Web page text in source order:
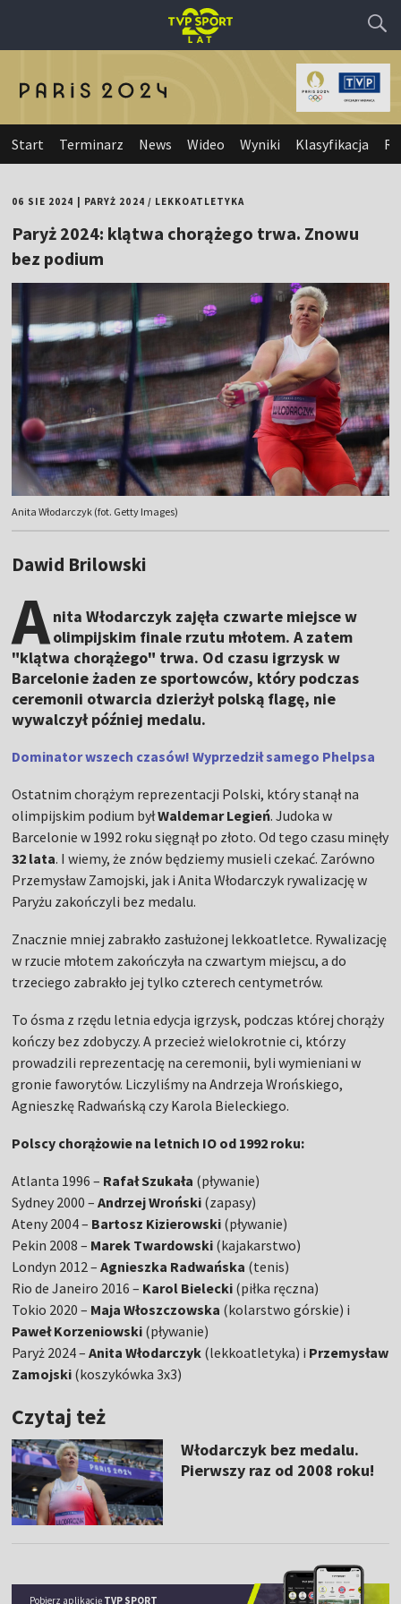
Start Terminarz News Wideo Wyniki Klasyfikacja
06 SIE 2024 PARYŻ 2024 / LEKKOATLETYKA
Paryż 2024: klątwa chorążego trwa. Znowu
bez podium
Anita Włodarczyk (fot. Getty Images)
Dawid Brilowski
Anita Włodarczyk zajęła czwarte miejsce w
olimpijskim finale rzutu młotem. A zatem
"klątwa chorążego" trwa. Od czasu igrzysk w
Barcelonie żaden ze sportowców, który podczas
ceremonii otwarcia dzierżył polską flagę, nie
wywalczył później medalu.
Dominator wszech czasów! Wyprzedził samego Phelpsa
Ostatnim chorążym reprezentacji Polski, który stanął na
olimpijskim podium byłWaldemar Legień. Judoka w
Barcelonie w 1992 roku sięgnął po złoto. Od tego czasu minęły
32 lata. I wiemy, że znów będziemy musieli czekać. Zarówno
Przemysław Zamojski, jak i Anita Włodarczyk rywalizację w
Paryżu zakończyli bez medalu.
Znacznie mniej zabrakło zasłużonej lekkoatletce. Rywalizację
w rzucie młotem zakończyła na czwartym miejscu, a do
trzeciego zabrakło jej tylko czterech centymetrów.
To ósma z rzędu letnia edycja igrzysk, podczas której chorąży
kończy bez zdobyczy. A przecież wielokrotnie ci, którzy
prowadzili reprezentację na ceremonii, byli wymieniani w
gronie faworytów. Liczyliśmy na Andrzeja Wrońskiego,
Agnieszkę Radwańską czy Karola Bieleckiego.
Polscy chorążowie na letnich IO od 1992 roku:
Atlanta 1996 – Rafał Szukała (pływanie)
Sydney 2000 –Andrzej Wroński (zapasy)
Ateny 2004 – Bartosz Kizierowski (pływanie)
Pekin 2008 – Marek Twardowski (kajakarstwo)
Londyn 2012 –Agnieszka Radwańska (tenis)
Rio de Janeiro 2016 – Karol Bielecki (piłka ręczna)
Tokio 2020 – Maja Włoszczowska (kolarstwo górskie) i
Paweł Korzeniowski (pływanie)
Paryż 2024 –Anita Włodarczyk (lekkoatletyka) i Przemysław
Zamojski (koszykówka 3x3)
Czytaj też
Włodarczyk bez medalu.
Pierwszy raz od 2008 roku!
Pobierz aplikację TVP SPORT